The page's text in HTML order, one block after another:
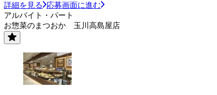
詳細を見る
応募画面に進む
アルバイト・パート
お惣菜のまつおか 玉川高島屋店